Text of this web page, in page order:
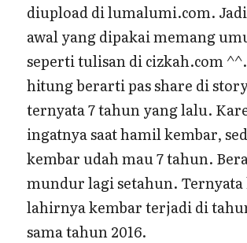
diupload di lumalumi.com.
awal yang dipakai memang
seperti tulisan di cizkah.com
hitung berarti pas share di
ternyata 7 tahun yang lalu.
ingatnya saat hamil kembar,
kembar udah mau 7 tahun.
mundur lagi setahun.
lahirnya kembar terjadi di
sama tahun 2016.